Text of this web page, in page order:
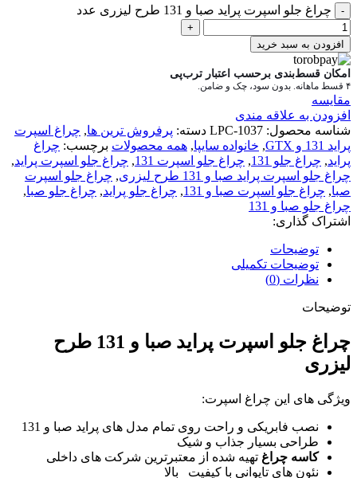
- چراغ جلو اسپرت پراید صبا و 131 طرح لیزری عدد
+
افزودن به سبد خرید
امکان قسط‌بندی برحسب اعتبار ترب‌پی
۴ قسط ماهانه. بدون سود، چک و ضامن.
مقایسه
افزودن به علاقه مندی
شناسه محصول: LPC-1037 دسته: پرفروش ترین ها, چراغ اسپرت
پراید 131 و GTX
, خانواده سایپا, همه محصولات برچسب: چراغ
پراید, چراغ جلو 131 , چراغ جلو اسپرت 131 , چراغ جلو اسپرت پراید,
چراغ جلو اسپرت پراید صبا و 131 طرح لیزری
, چراغ جلو اسپرت
صبا, چراغ جلو اسپرت صبا و 131 , چراغ جلو پراید, چراغ جلو صبا,
چراغ جلو صبا و 131
اشتراک گذاری:
توضیحات
توضیحات تکمیلی
نظرات (0)
توضیحات
چراغ جلو اسپرت پراید صبا و 131 طرح
لیزری
ویژگی های این چراغ اسپرت:
نصب فابریکی و راحت روی تمام مدل های پراید صبا و 131
طراحی بسیار جذاب و شیک
کاسه چراغ تهیه شده از معتبرترین شرکت های داخلی
نئون های تایوانی با کیفیت بالا